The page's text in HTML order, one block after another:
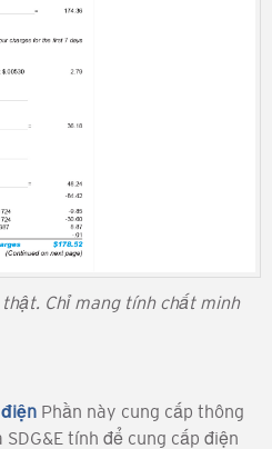
Chỉ mang tính chất minh
Phần này cung cấp thông
tính để cung cấp điện